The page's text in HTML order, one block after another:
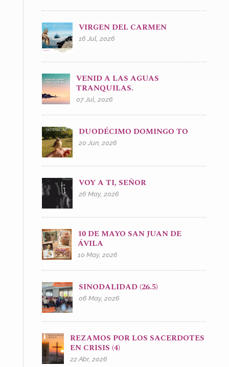
VIRGEN DEL CARMEN
16 Jul, 2026
VENID A LAS AGUAS
TRANQUILAS.
07 Jul, 2026
DUODÉCIMO DOMINGO TO
20 Jun, 2026
VOY A TI, SEÑOR
26 May, 2026
10 DE MAYO SAN JUAN DE
ÁVILA
10 May, 2026
SINODALIDAD (26.5)
06 May, 2026
REZAMOS POR LOS SACERDOTES
EN CRISIS (4)
22 Abr, 2026